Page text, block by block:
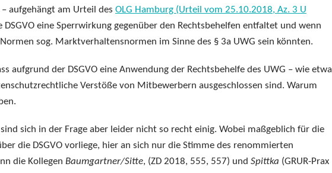
aufgehängt am Urteil des OLG Hamburg (Urteil vom 25.10.2018, Az. 3 U
eine Sperrwirkung gegenüber den Rechtsbehelfen entfaltet und wenn
sog. Marktverhaltensnormen im Sinne des § 3a UWG sein könnten.
aufgrund der DSGVO eine Anwendung der Rechtsbehelfe des UWG – wie etwa
Verstöße von Mitbewerbern ausgeschlossen sind. Warum
sich in der Frage aber leider nicht so recht einig. Wobei maßgeblich für die
die DSGVO vorliege, hier an sich nur die Stimme des renommierten
die Kollegen Baumgartner/Sitte, (ZD 2018, 555, 557) und Spittka (GRUR-Prax